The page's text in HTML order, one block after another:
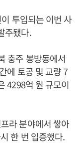
투입되는 이번 사
주됐다.
충주 봉방동에서
에 토공 및 교량 7
4298억 원 규모이
라 분야에서 쌓아
한 번 입증했다.